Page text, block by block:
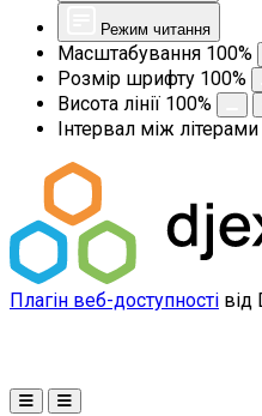
Режим читання
Масштабування 100%
Розмір шрифту 100%
Висота лінії 100%
Інтервал між літерами
Плагін веб-доступності від